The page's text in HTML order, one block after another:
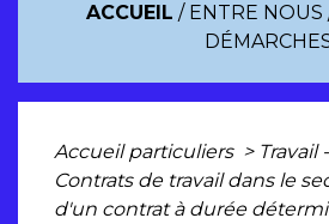
ACCUEIL / ENTRE NOUS
Accueil particuliers > Travail
Contrats de travail dans le
d'un contrat à durée